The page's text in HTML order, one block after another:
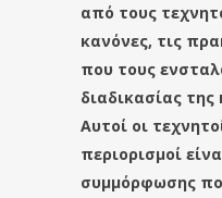
από τους
κανόνες, τις
που τους
διαδικασίας
Αυτοί οι
περιορισμοί
συμμόρφωσης